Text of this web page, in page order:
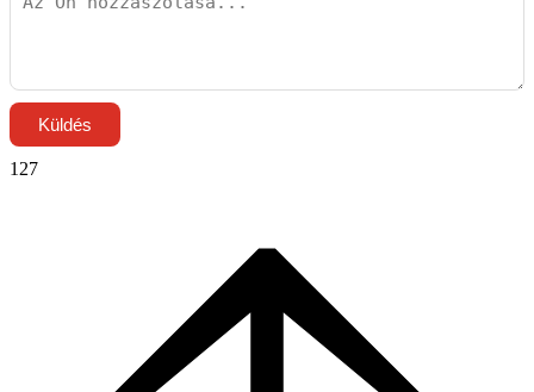
Küldés
127